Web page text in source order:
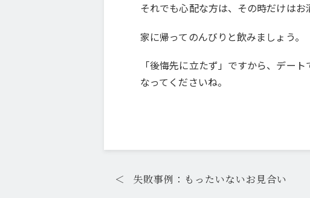
それでも心配な方は、その時だけはお
家に帰ってのんびりと飲みましょう。
「後悔先に立たず」ですから、デー
なってくださいね。
＜ 失敗事例：もったいないお見合い